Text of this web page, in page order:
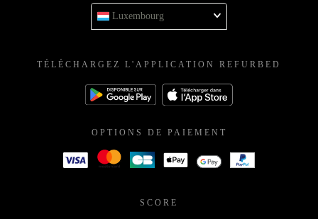
Luxembourg
TÉLÉCHARGEZ L'APPLICATION REFURBED
OPTIONS DE PAIEMENT
SCORE